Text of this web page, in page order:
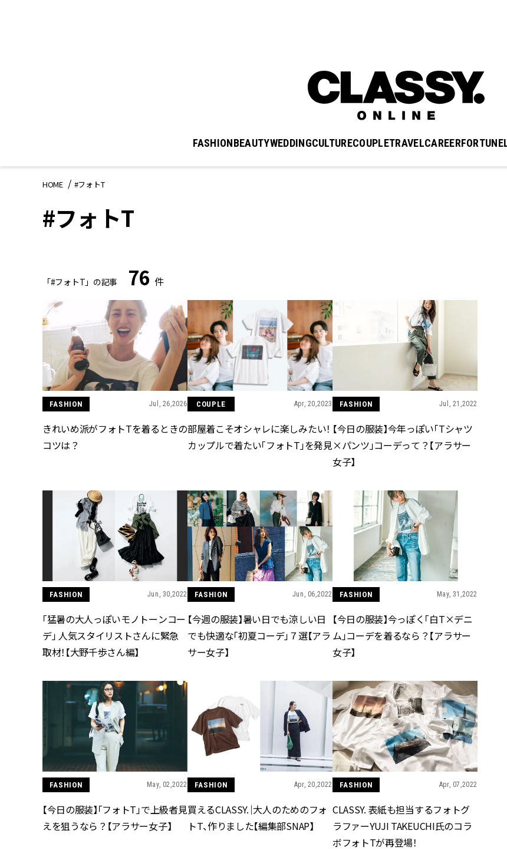
FASHIONBEAUTYWEDDINGCULTURECOUPLETRAVELCAREERFORTUNE
HOME #フォトT
#フォトT
「#フォトT」の記事 76 件
FASHION Jul, 26,2026
きれいめ派がフォトTを着るときの
コツは？
COUPLE Apr, 20,2023
部屋着こそオシャレに楽しみたい！
カップルで着たい「フォトT」を発見
FASHION Jul, 21,2022
【今日の服装】今年っぽい「Tシャツ
×パンツ」コーデって？【アラサー
女子】
FASHION Jun, 30,2022
「猛暑の大人っぽいモノトーンコー
デ」 人気スタイリストさんに緊急
取材！【大野千歩さん編】
FASHION Jun, 06,2022
【今週の服装】暑い日でも涼しい日
でも快適な「初夏コーデ」７選【アラ
サー女子】
FASHION May, 31,2022
【今日の服装】今っぽく「白T×デニ
ム」コーデを着るなら？【アラサー
女子】
FASHION May, 02,2022
【今日の服装】「フォトT」で上級者見
えを狙うなら？【アラサー女子】
FASHION Apr, 20,2022
買えるCLASSY.｜大人のためのフォ
トT、作りました【編集部SNAP】
FASHION Apr, 07,2022
CLASSY. 表紙も担当するフォトグ
ラファーYUJI TAKEUCHI氏のコラ
ボフォトTが再登場！
BEAUTY
忙しい毎日に「うるおいター
ボ」を。新【SOFINA BASIC＋】
のお手入れでうるおってなめら
かな肌を目指す | CLASSY.[クラッ
シィ]
BEAUTY Aug, 6, 2026
ない！アラサーのまとめ髪が垢
抜ける「即戦力アクセ」たち |
CLASSY.[クラッシィ]
ユニクロ名品も！日焼け対策ガ
チ勢の「ないと無理」なアイテ
ムハック7選 | CLASSY.[クラッシ
ィ]
BEAUTY Nov, 17, 2025
【落ちない名品リップ10選】塗
り直しできない・皮むけしやす
いetc.悩みをクリア | CLASSY.[ク
ラッシィ]
Aug, 7, 2026
クリーム】3選＜30代のベストコ
スメ＞ | CLASSY.[クラッシィ]
BEAUTY Jul, 13, 2026
朝の“寝ぐせ直し”はもういらな
い！夜に仕込む「ヘアケア家
電」3選 | CLASSY.[クラッシィ]
存在感が際
式ゲスト服
正解！ |
を『マリッ
ます！ |
にも使える
CLASSY.[ク